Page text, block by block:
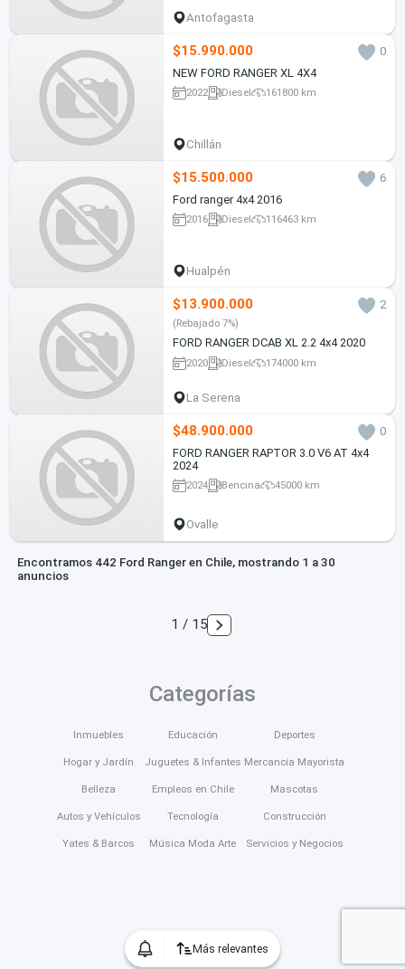
Más relevantes
Antofagasta
$15.990.000
0
NEW FORD RANGER XL 4X4
2022 Diesel 161800 km
Chillán
$15.500.000
6
Ford ranger 4x4 2016
2016 Diesel 116463 km
Hualpén
$13.900.000 2
(Rebajado 7%)
FORD RANGER DCAB XL 2.2 4x4 2020
2020 Diesel 174000 km
La Serena
$48.900.000
0
FORD RANGER RAPTOR 3.0 V6 AT 4x4
2024
2024 Bencina 45000 km
Ovalle
Encontramos 442 Ford Ranger en Chile, mostrando 1 a 30
anuncios
1 / 15
Categorías
Inmuebles
Hogar y Jardín
Belleza
Autos y Vehículos
Yates & Barcos
Educación
Juguetes & Infantes
Empleos en Chile
Tecnología
Música Moda Arte
Deportes
Mercancía Mayorista
Mascotas
Construcción
Servicios y Negocios